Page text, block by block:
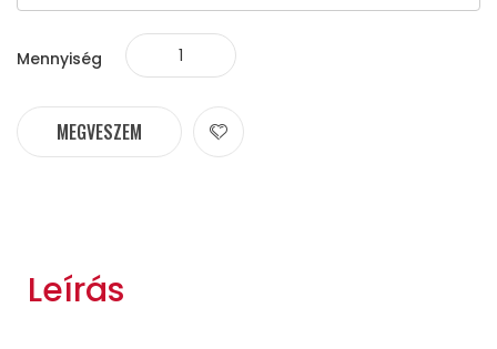
Mennyiség
MEGVESZEM
Leírás